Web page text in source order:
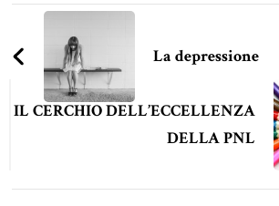
Navigazione
articoli
La depressione
IL CERCHIO DELL’ECCELLENZA
DELLA PNL